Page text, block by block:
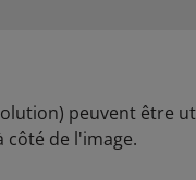
peuvent être
de l'image.